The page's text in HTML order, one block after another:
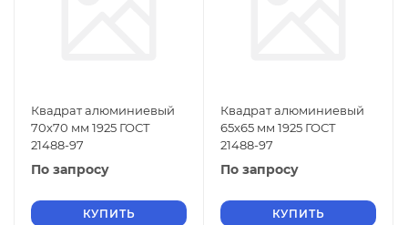
Квадрат алюминиевый
70х70 мм 1925 ГОСТ
21488-97
По запросу
КУПИТЬ
Квадрат алюминиевый
65х65 мм 1925 ГОСТ
21488-97
По запросу
КУПИТЬ